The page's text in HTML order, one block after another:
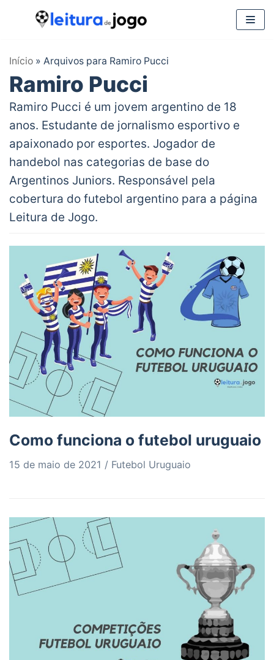
para
conteúdo
Início » Arquivos para Ramiro Pucci
Ramiro Pucci
Ramiro Pucci é um jovem argentino de 18
anos. Estudante de jornalismo esportivo e
apaixonado por esportes. Jogador de
handebol nas categorias de base do
Argentinos Juniors. Responsável pela
cobertura do futebol argentino para a página
Leitura de Jogo.
Como funciona o futebol uruguaio
15 de maio de 2021 Futebol Uruguaio